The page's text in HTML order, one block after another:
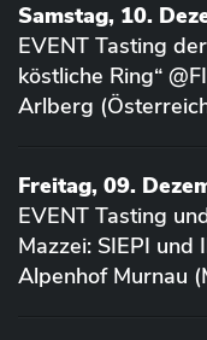
Samstag, 10.
EVENT Tasting
köstliche Ring“
Arlberg
Freitag, 09.
EVENT Tasting
Mazzei: SIEPI und
Alpenhof Murnau